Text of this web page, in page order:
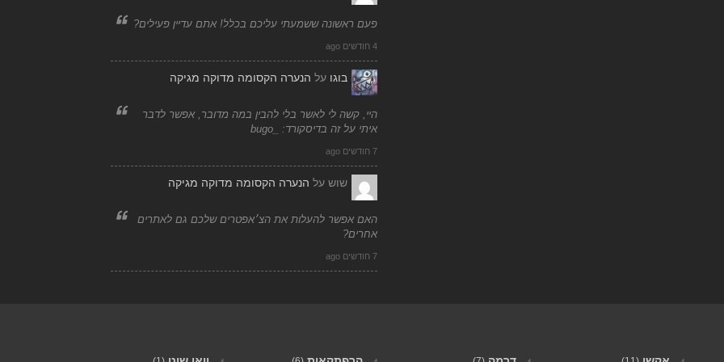
פעם ראשונה ששמעתי עליכם בכלל! אתם עדיין פעילים?
4 חודשים ago
בוגו על הנערה הקסומה מדוקה מגיקה
היי, קשה לי לאשר בלי להבין במה מדובר, אפשר לדבר
איתי על זה בדיסקורד: _bugo
7 חודשים ago
שוש על הנערה הקסומה מדוקה מגיקה
האם אפשר להעלות את הצ׳אפטרים שלכם גם לאתרים
אחרים?
7 חודשים ago